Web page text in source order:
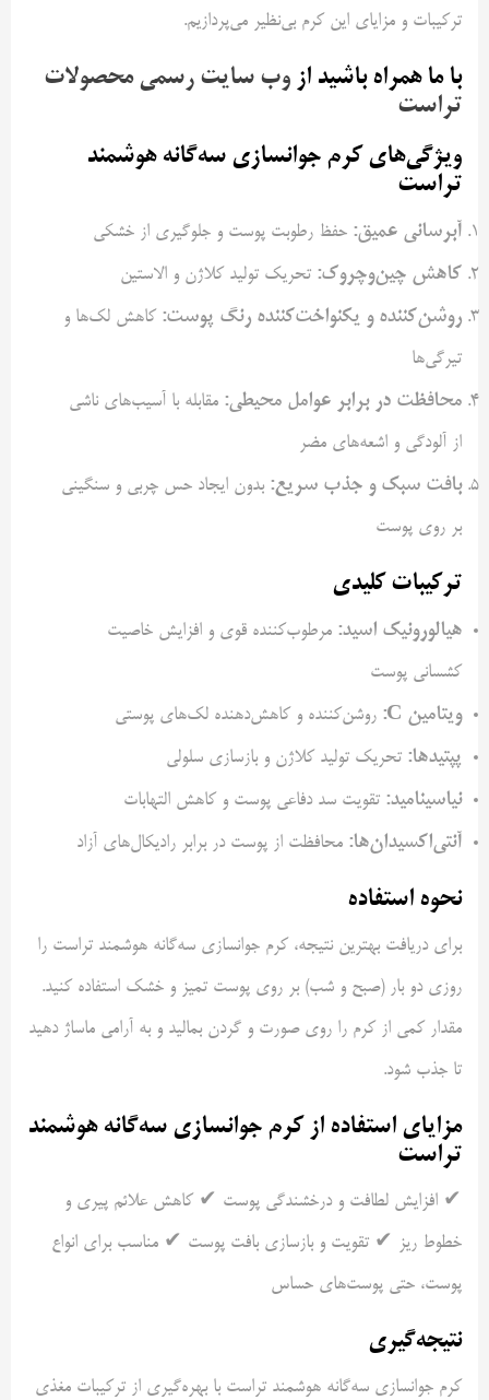
ترکیبات و مزایای این کرم بی‌نظیر می‌پردازیم.
با ما همراه باشید از وب سایت رسمی محصولات
تراست
ویژگی‌های کرم جوانسازی سه‌گانه هوشمند
تراست
آبرسانی عمیق: حفظ رطوبت پوست و جلوگیری از خشکی
کاهش چین‌وچروک: تحریک تولید کلاژن و الاستین
روشن‌کننده و یکنواخت‌کننده رنگ پوست: کاهش لک‌ها و
تیرگی‌ها
محافظت در برابر عوامل محیطی: مقابله با آسیب‌های ناشی
از آلودگی و اشعه‌های مضر
بافت سبک و جذب سریع: بدون ایجاد حس چربی و سنگینی
بر روی پوست
ترکیبات کلیدی
هیالورونیک اسید: مرطوب‌کننده قوی و افزایش خاصیت
کشسانی پوست
ویتامین C:
روشن‌کننده و کاهش‌دهنده لک‌های پوستی
پپتیدها: تحریک تولید کلاژن و بازسازی سلولی
نیاسینامید: تقویت سد دفاعی پوست و کاهش التهابات
آنتی‌اکسیدان‌ها: محافظت از پوست در برابر رادیکال‌های آزاد
نحوه استفاده
برای دریافت بهترین نتیجه، کرم جوانسازی سه‌گانه هوشمند تراست را
روزی دو بار (صبح و شب) بر روی پوست تمیز و خشک استفاده کنید.
مقدار کمی از کرم را روی صورت و گردن بمالید و به آرامی ماساژ دهید
تا جذب شود.
مزایای استفاده از کرم جوانسازی سه‌گانه هوشمند
تراست
✔ افزایش لطافت و درخشندگی پوست ✔ کاهش علائم پیری و
خطوط ریز ✔ تقویت و بازسازی بافت پوست ✔ مناسب برای انواع
پوست، حتی پوست‌های حساس
نتیجه‌گیری
کرم جوانسازی سه‌گانه هوشمند تراست با بهره‌گیری از ترکیبات مغذی